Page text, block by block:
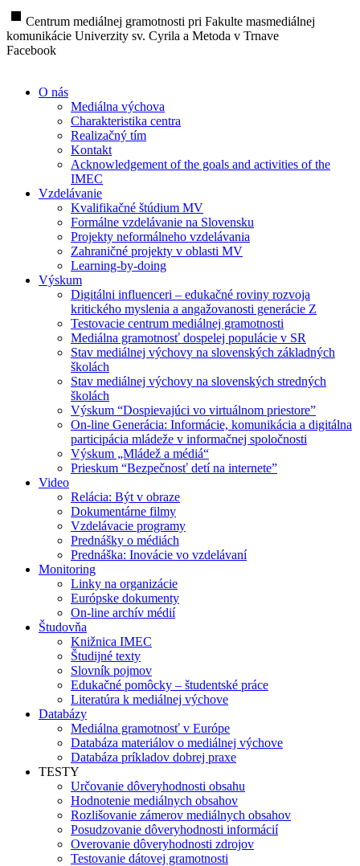
stop Centrum mediálnej gramotnosti pri Fakulte masmediálnej
komunikácie Univerzity sv. Cyrila a Metoda v Trnave
Facebook
O nás
Mediálna výchova
Charakteristika centra
Realizačný tím
Kontakt
Acknowledgement of the goals and activities of the
IMEC
Vzdelávanie
Kvalifikačné štúdium MV
Formálne vzdelávanie na Slovensku
Projekty neformálneho vzdelávania
Zahraničné projekty v oblasti MV
Learning-by-doing
Výskum
Digitálni influenceri – edukačné roviny rozvoja
kritického myslenia a angažovanosti generácie Z
Testovacie centrum mediálnej gramotnosti
Mediálna gramotnosť dospelej populácie v SR
Stav mediálnej výchovy na slovenských základných
školách
Stav mediálnej výchovy na slovenských stredných
školách
Výskum “Dospievajúci vo virtuálnom priestore”
On-line Generácia: Informácie, komunikácia a digitálna
participácia mládeže v informačnej spoločnosti
Výskum „Mládež a médiá“
Prieskum “Bezpečnosť detí na internete”
Video
Relácia: Být v obraze
Dokumentárne filmy
Vzdelávacie programy
Prednášky o médiách
Prednáška: Inovácie vo vzdelávaní
Monitoring
Linky na organizácie
Európske dokumenty
On-line archív médií
Študovňa
Knižnica IMEC
Študijné texty
Slovník pojmov
Edukačné pomôcky – študentské práce
Literatúra k mediálnej výchove
Databázy
Mediálna gramotnosť v Európe
Databáza materiálov o mediálnej výchove
Databáza príkladov dobrej praxe
TESTY
Určovanie dôveryhodnosti obsahu
Hodnotenie mediálnych obsahov
Rozlišovanie zámerov mediálnych obsahov
Posudzovanie dôveryhodnosti informácií
Overovanie dôveryhodnosti zdrojov
Testovanie dátovej gramotnosti